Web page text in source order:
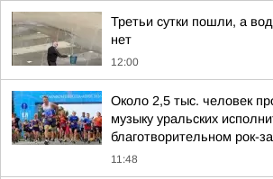
Третьи сутки пошли, а
нет
12:00
Около 2,5 тыс. человек
музыку уральских
благотворительном рок-
11:48